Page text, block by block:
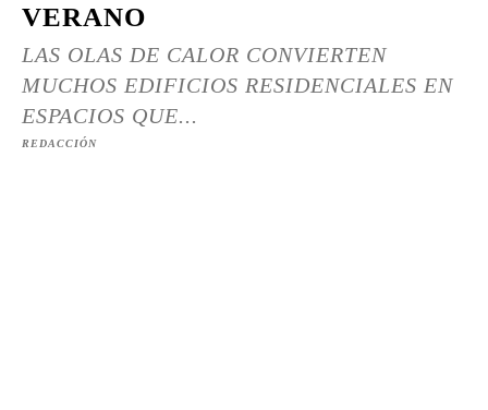
VERANO
LAS OLAS DE CALOR CONVIERTEN
MUCHOS EDIFICIOS RESIDENCIALES EN
ESPACIOS QUE...
REDACCIÓN